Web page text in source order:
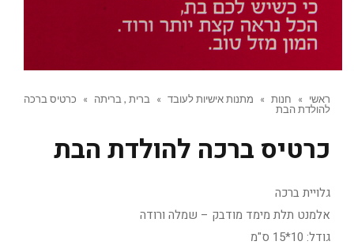
ראשי » חנות » מתנות אישיות לעובד » ברית , בריתה »
כרטיס ברכה
להולדת הבת
כרטיס ברכה להולדת הבת
גלויית ברכה
אלמנט תלת מימד מודבק – שמלה ורודה
גודל: 10*15 ס"מ